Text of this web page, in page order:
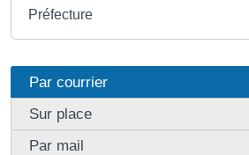
Préfecture
Par courrier
Sur place
Par mail